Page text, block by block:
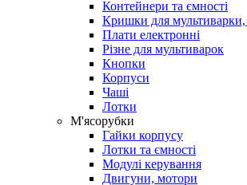
Контейнери та ємності
Кришки для мультиварки,
Плати електронні
Різне для мультиварок
Кнопки
Корпуси
Чаші
Лотки
М'ясорубки
Гайки корпусу
Лотки та ємності
Модулі керування
Двигуни, мотори